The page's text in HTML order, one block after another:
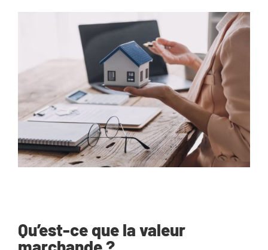
Qu’est-ce que la valeur